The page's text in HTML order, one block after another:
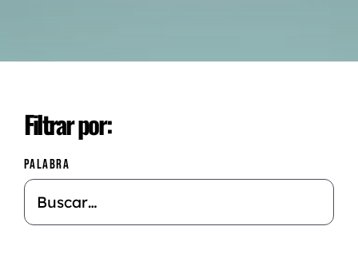
Filtrar por:
PALABRA